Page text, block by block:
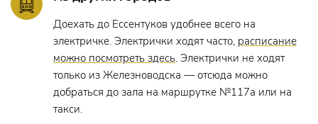
Доехать до Ессентуков удобнее всего на
электричке. Электрички ходят часто, расписание
можно посмотреть здесь. Электрички не ходят
только из Железноводска — отсюда можно
добраться до зала на маршрутке №117а или на
такси.